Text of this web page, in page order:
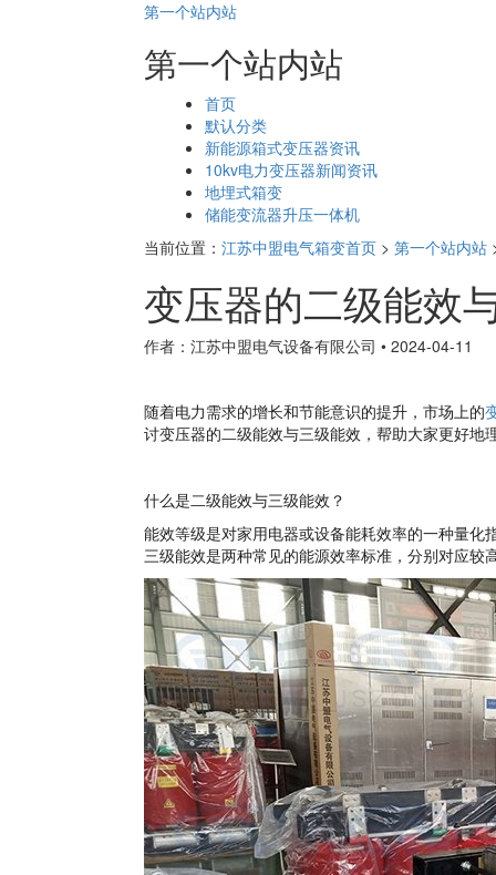
第一个站内站
第一个站内站
首页
默认分类
新能源箱式变压器资讯
10kv电力变压器新闻资讯
地埋式箱变
储能变流器升压一体机
当前位置： 江苏中盟电气箱变首页 > 第一个站内站
变压器的二级能效
作者：江苏中盟电气设备有限公司 • 2024-04-11
随着电力需求的增长和节能意识的提升，市场上的
讨变压器的二级能效与三级能效，帮助大家更好地
什么是二级能效与三级能效？
能效等级是对家用电器或设备能耗效率的一种量
三级能效是两种常见的能源效率标准，分别对应较